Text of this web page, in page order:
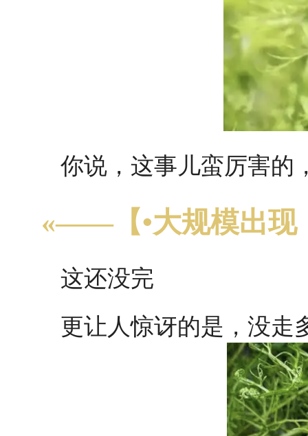
你说，这事儿蛮厉害的
«——【•大规模出现
这还没完
更让人惊讶的是，没走